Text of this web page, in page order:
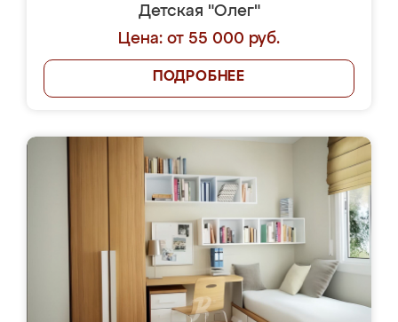
Детская "Олег"
Цена: от 55 000 руб.
ПОДРОБНЕЕ